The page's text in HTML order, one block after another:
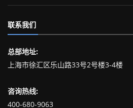
联系我们
总部地址:
上海市徐汇区乐山路33号2号楼3-4楼
咨询热线:
400-680-9063